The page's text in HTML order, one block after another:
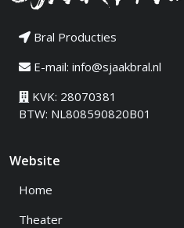
Bral Producties
E-mail: info@sjaakbral.nl
KVK: 28070381
BTW: NL808590820B01
Website
Home
Theater